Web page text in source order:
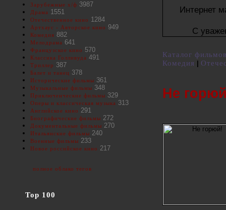
Интернет
С
Каталог
Комедия
Не
Зарубежные х/ф 3987
Драма 1551
Отечественное кино 1284
Артхаус - Авторское кино 949
Комедия 882
Мелодрама 641
Французское кино 570
Классика Голливуда 491
Триллер 387
Балет и танец 378
Исторические фильмы 361
Музыкальные фильмы 348
Приключенческие фильмы 329
Оперы и классическая музыка 313
Английское кино 291
Биографические фильмы 272
Документальные фильмы 270
Итальянские фильмы 240
Военные фильмы 233
Новое российское кино 217
полное облако тегов
Top 100